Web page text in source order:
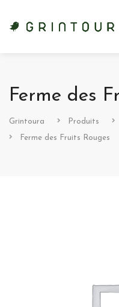
Ferme des
Grintoura Produits
Ferme des Fruits Rouges